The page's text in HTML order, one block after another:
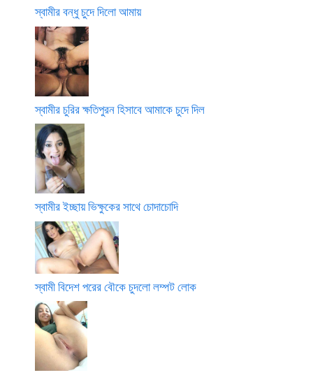
স্বামীর বন্ধু চুদে দিলো আমায়
স্বামীর চুরির ক্ষতিপুরন হিসাবে আমাকে চুদে দিল
স্বামীর ইচ্ছায় ভিক্ষুকের সাথে চোদাচোদি
স্বামী বিদেশ পরের বৌকে চুদলো লম্পট লোক